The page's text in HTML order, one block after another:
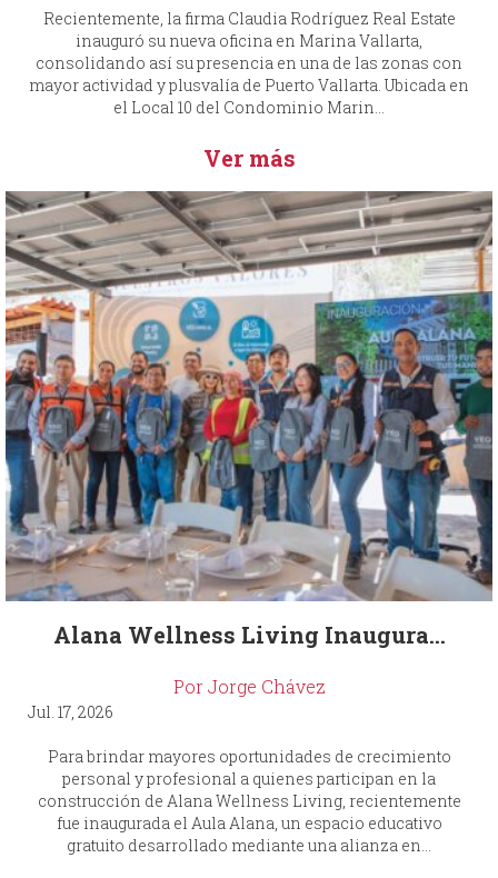
Recientemente, la firma Claudia Rodríguez Real Estate
inauguró su nueva oficina en Marina Vallarta,
consolidando así su presencia en una de las zonas con
mayor actividad y plusvalía de Puerto Vallarta. Ubicada en
el Local 10 del Condominio Marin...
Ver más
Alana Wellness Living Inaugura...
Por Jorge Chávez
Jul. 17, 2026
Para brindar mayores oportunidades de crecimiento
personal y profesional a quienes participan en la
construcción de Alana Wellness Living, recientemente
fue inaugurada el Aula Alana, un espacio educativo
gratuito desarrollado mediante una alianza en...